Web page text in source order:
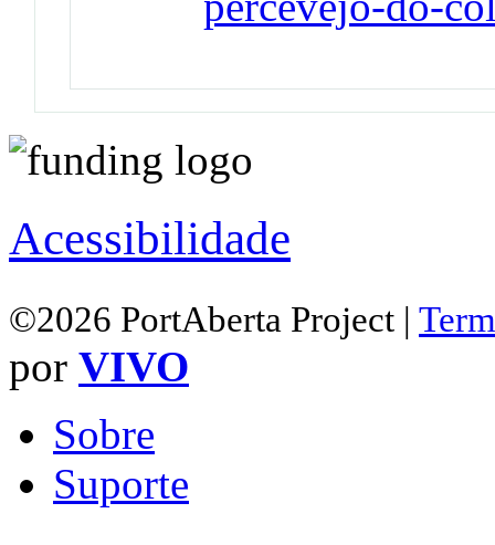
Acessibilidade
©2026 PortAberta Project |
por VIVO
Sobre
Suporte